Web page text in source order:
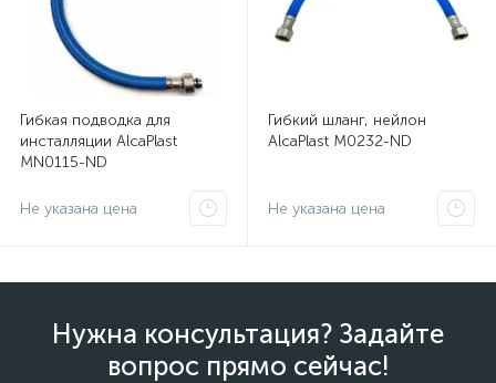
Гибкая подводка для
инсталляции AlcaPlast
MN0115-ND
Не указана цена
Гибкий шланг, нейлон
AlcaPlast M0232-ND
Не указана цена
Нужна консультация? Задайте
вопрос прямо сейчас!